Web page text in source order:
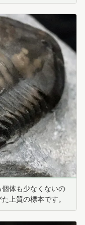
体も少なくないの
上質の標本です。